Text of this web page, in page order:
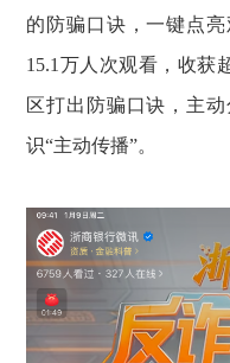
的防骗口诀，一键点
15.1万人次观看，收获
区打出防骗口诀，主
识“主动传播”。